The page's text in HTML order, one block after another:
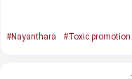
#Nayanthara #Toxic promotion